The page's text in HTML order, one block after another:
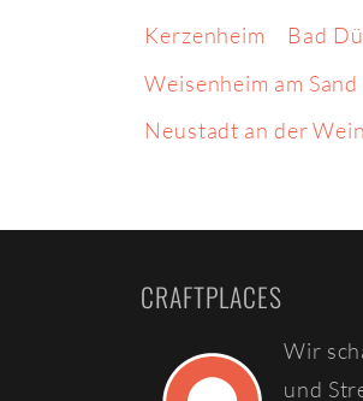
Kerzenheim Bad
Weisenheim am Sand
Neustadt an der
CRAFTPLACES
Wir
und